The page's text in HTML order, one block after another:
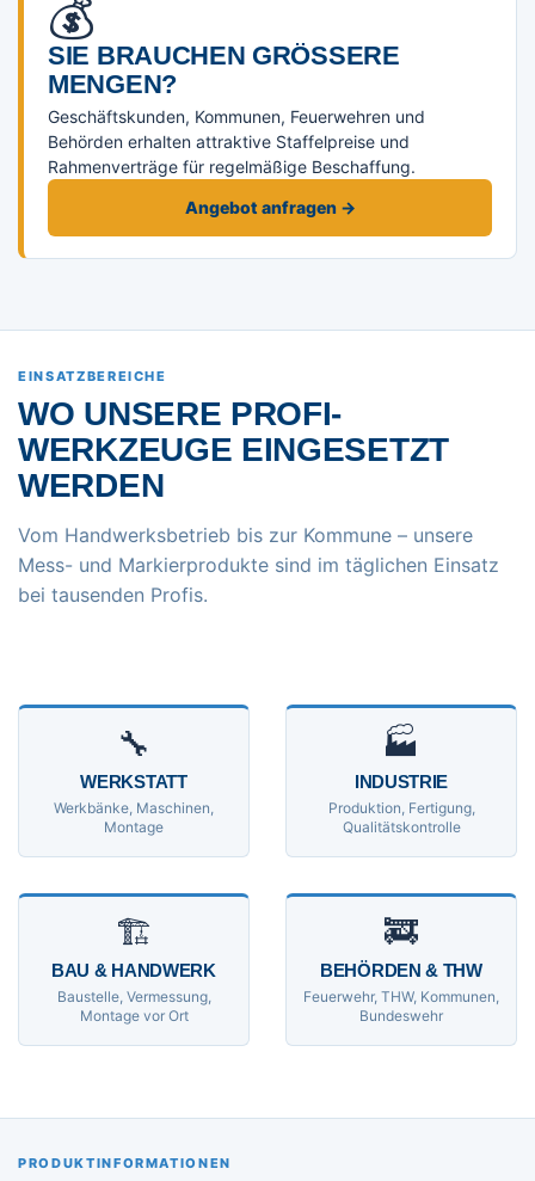
💰
SIE BRAUCHEN GRÖSSERE M
ENGEN?
Geschäftskunden, Kommunen, Feuerwehren und
Behörden erhalten attraktive Staffelpreise und
Rahmenverträge für regelmäßige Beschaffung.
Angebot anfragen →
EINSATZBEREICHE
WO UNSERE PROFI-
WERKZEUGE EINGESETZT
WERDEN
Vom Handwerksbetrieb bis zur Kommune – unsere
Mess- und Markierprodukte sind im täglichen Einsatz
bei tausenden Profis.
🔧
WERKSTATT
Werkbänke, Maschinen,
Montage
🏭
INDUSTRIE
Produktion, Fertigung,
Qualitätskontrolle
🏗
BAU & HANDWERK
Baustelle, Vermessung,
Montage vor Ort
🚒
BEHÖRDEN & THW
Feuerwehr, THW, Kommunen,
Bundeswehr
PRODUKTINFORMATIONEN